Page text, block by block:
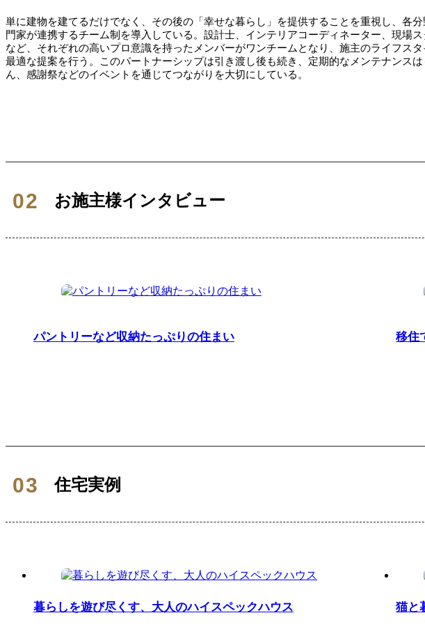
単に建物を建てるだけでなく、その後の「幸せな暮らし」を提供することを重視し、各
門家が連携するチーム制を導入している。設計士、インテリアコーディネーター、現場ス
など、それぞれの高いプロ意識を持ったメンバーがワンチームとなり、施主のライフスタ
最適な提案を行う。このパートナーシップは引き渡し後も続き、定期的なメンテナンスは
ん、感謝祭などのイベントを通じてつながりを大切にしている。
お施主様インタビュー
パントリーなど収納たっぷりの住まい 移住
住宅実例
暮らしを遊び尽くす、大人のハイスペックハウス 猫と